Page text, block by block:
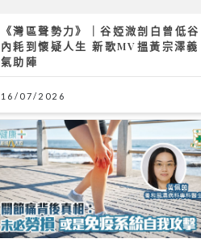
關節痛背後真相：可能不是勞損 而
是免疫系統在攻擊自己｜養和風濕病
科專科黃佩茵醫生